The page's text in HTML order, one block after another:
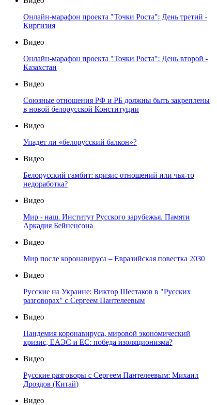
Онлайн-марафон проекта "Точки Роста": День третий -
Киргизия
Видео
Онлайн-марафон проекта "Точки Роста": День второй -
Казахстан
Видео
Союзные отношения РФ и РБ должны быть закреплены
в новой белорусской Конституции
Видео
Упадет ли «белорусский балкон»?
Видео
Белорусский гамбит: кризис отношений или чья-то
недоработка?
Видео
Мир - наш. Институт Русского зарубежья. Памяти
Аркадия Бейненсона
Видео
Мир после коронавируса – Евразийская повестка 2030
Видео
Русские на Украине: Виктор Шестаков в "Русских
разговорах" с Сергеем Пантелеевым
Видео
Пандемия коронавируса, мировой экономический
кризис, ЕАЭС и ЕС: победа изоляционизма?
Видео
Русские разговоры с Сергеем Пантелеевым: Михаил
Дроздов (Китай)
Видео